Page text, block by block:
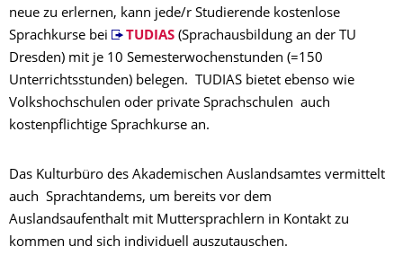
neue zu erlernen, kann jede/r Studierende kostenlose
Sprachkurse bei
TUDIAS(Sprachausbildung an der TU
Dresden) mit je 10 Semesterwochenstunden (=150
Unterrichtsstunden) belegen. TUDIAS bietet ebenso wie
Volkshochschulen oder private Sprachschulen auch
kostenpflichtige Sprachkurse an.
Das Kulturbüro des Akademischen Auslandsamtes vermittelt
auch Sprachtandems, um bereits vor dem
Auslandsaufenthalt mit Muttersprachlern in Kontakt zu
kommen und sich individuell auszutauschen.